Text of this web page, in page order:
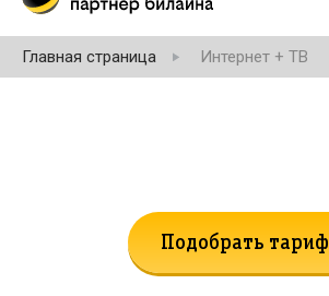
Главная страница Интернет + ТВ
Подобрать тариф